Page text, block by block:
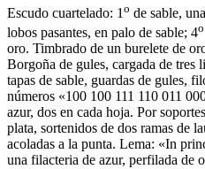
Escudo cuartelado: 1 o de sable,
lobos pasantes, en palo de sable; 4o
oro. Timbrado de un burelete de
Borgoña de gules, cargada de tres
tapas de sable, guardas de gules,
números «100 100 111 110 011
azur, dos en cada hoja. Por
plata, sortenidos de dos ramas de
acoladas a la punta. Lema: «In
una filacteria de azur, perfilada de